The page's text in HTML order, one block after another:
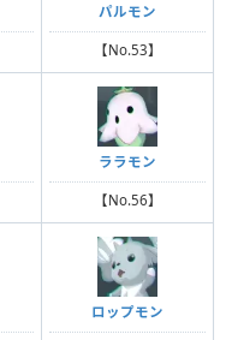
パルモン
【No.53】
ララモン
【No.56】
ロップモン